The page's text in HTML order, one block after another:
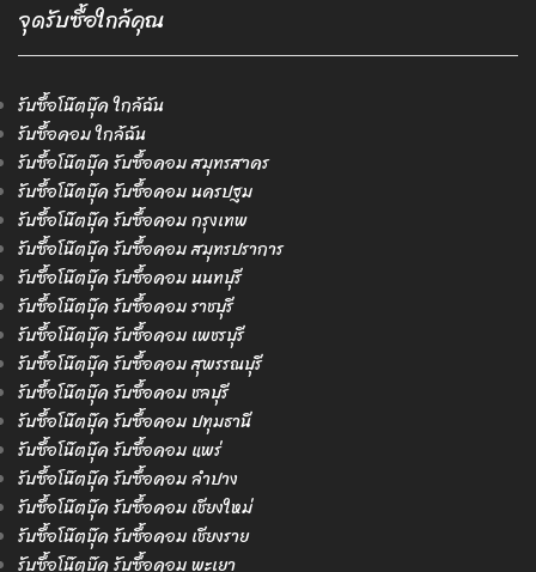
จุดรับซื้อใกล้คุณ
รับซื้อโน๊ตบุ๊ค ใกล้ฉัน
รับซื้อคอม ใกล้ฉัน
รับซื้อโน๊ตบุ๊ค รับซื้อคอม สมุทรสาคร
รับซื้อโน๊ตบุ๊ค รับซื้อคอม นครปฐม
รับซื้อโน๊ตบุ๊ค รับซื้อคอม กรุงเทพ
รับซื้อโน๊ตบุ๊ค รับซื้อคอม สมุทรปราการ
รับซื้อโน๊ตบุ๊ค รับซื้อคอม นนทบุรี
รับซื้อโน๊ตบุ๊ค รับซื้อคอม ราชบุรี
รับซื้อโน๊ตบุ๊ค รับซื้อคอม เพชรบุรี
รับซื้อโน๊ตบุ๊ค รับซื้อคอม สุพรรณบุรี
รับซื้อโน๊ตบุ๊ค รับซื้อคอม ชลบุรี
รับซื้อโน๊ตบุ๊ค รับซื้อคอม ปทุมธานี
รับซื้อโน๊ตบุ๊ค รับซื้อคอม แพร่
รับซื้อโน๊ตบุ๊ค รับซื้อคอม ลำปาง
รับซื้อโน๊ตบุ๊ค รับซื้อคอม เชียงใหม่
รับซื้อโน๊ตบุ๊ค รับซื้อคอม เชียงราย
รับซื้อโน๊ตบุ๊ค รับซื้อคอม พะเยา